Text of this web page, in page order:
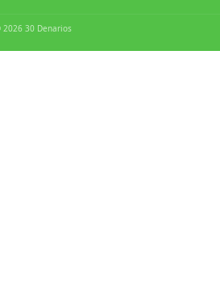
2026 30 Denarios